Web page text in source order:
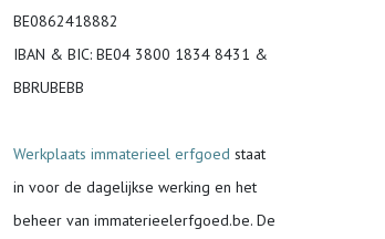
BE0862418882
IBAN & BIC: BE04 3800 1834 8431 &
BBRUBEBB
Werkplaats immaterieel erfgoed staat
in voor de dagelijkse werking en het
beheer van immaterieelerfgoed.be. De